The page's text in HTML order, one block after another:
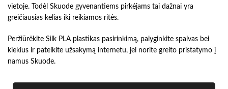
vietoje. Todėl Skuode gyvenantiems pirkėjams tai dažnai yra
greičiausias kelias iki reikiamos ritės.
Peržiūrėkite Silk PLA plastikas pasirinkimą, palyginkite spalvas bei
kiekius ir pateikite užsakymą internetu, jei norite greito pristatymo į
namus Skuode.